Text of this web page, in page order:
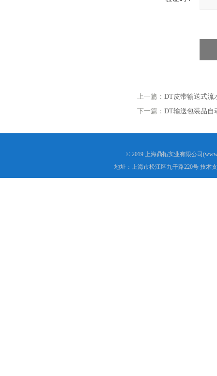
上一篇： DT皮带输送式流
下一篇： DT输送包装品自
© 2019 上海鼎拓实业有限公司
地址：上海市松江区九干路220号 技术